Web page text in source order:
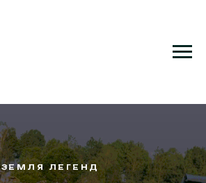
ЗЕМЛЯ ЛЕГЕНД